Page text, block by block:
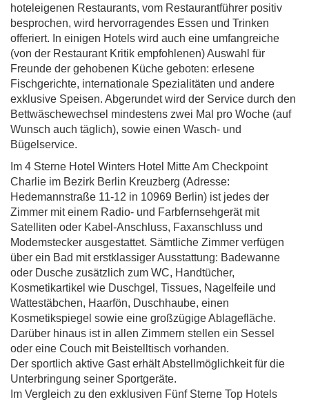
hoteleigenen Restaurants, vom Restaurantführer positiv
besprochen, wird hervorragendes Essen und Trinken
offeriert. In einigen Hotels wird auch eine umfangreiche
(von der Restaurant Kritik empfohlenen) Auswahl für
Freunde der gehobenen Küche geboten: erlesene
Fischgerichte, internationale Spezialitäten und andere
exklusive Speisen. Abgerundet wird der Service durch den
Bettwäschewechsel mindestens zwei Mal pro Woche (auf
Wunsch auch täglich), sowie einen Wasch- und
Bügelservice.
Im 4 Sterne Hotel Winters Hotel Mitte Am Checkpoint
Charlie im Bezirk Berlin Kreuzberg (Adresse:
Hedemannstraße 11-12 in 10969 Berlin) ist jedes der
Zimmer mit einem Radio- und Farbfernsehgerät mit
Satelliten oder Kabel-Anschluss, Faxanschluss und
Modemstecker ausgestattet. Sämtliche Zimmer verfügen
über ein Bad mit erstklassiger Ausstattung: Badewanne
oder Dusche zusätzlich zum WC, Handtücher,
Kosmetikartikel wie Duschgel, Tissues, Nagelfeile und
Wattestäbchen, Haarfön, Duschhaube, einen
Kosmetikspiegel sowie eine großzügige Ablagefläche.
Darüber hinaus ist in allen Zimmern stellen ein Sessel
oder eine Couch mit Beistelltisch vorhanden.
Der sportlich aktive Gast erhält Abstellmöglichkeit für die
Unterbringung seiner Sportgeräte.
Im Vergleich zu den exklusiven Fünf Sterne Top Hotels